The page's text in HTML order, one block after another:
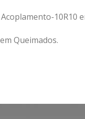
10R10
Queimados.